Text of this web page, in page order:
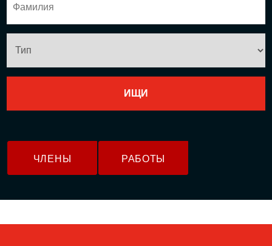
ЧЛЕНЫ РАБОТЫ